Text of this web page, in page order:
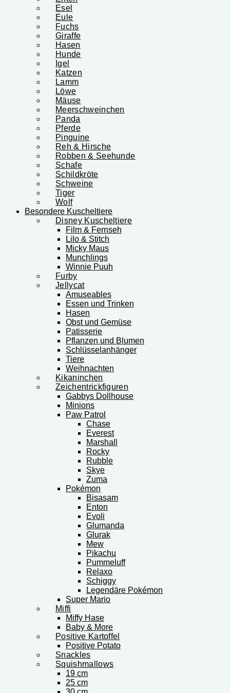
Esel
Eule
Fuchs
Giraffe
Hasen
Hunde
Igel
Katzen
Lamm
Löwe
Mäuse
Meerschweinchen
Panda
Pferde
Pinguine
Reh & Hirsche
Robben & Seehunde
Schafe
Schildkröte
Schweine
Tiger
Wolf
Besondere Kuscheltiere
Disney Kuscheltiere
Film & Fernseh
Lilo & Stitch
Micky Maus
Munchlings
Winnie Puuh
Furby
Jellycat
Amuseables
Essen und Trinken
Hasen
Obst und Gemüse
Patisserie
Pflanzen und Blumen
Schlüsselanhänger
Tiere
Weihnachten
Kikaninchen
Zeichentrickfiguren
Gabbys Dollhouse
Minions
Paw Patrol
Chase
Everest
Marshall
Rocky
Rubble
Skye
Zuma
Pokémon
Bisasam
Enton
Evoli
Glumanda
Glurak
Mew
Pikachu
Pummeluff
Relaxo
Schiggy
Legendäre Pokémon
Super Mario
Miffi
Miffy Hase
Baby & More
Positive Kartoffel
Positive Potato
Snackles
Squishmallows
19 cm
25 cm